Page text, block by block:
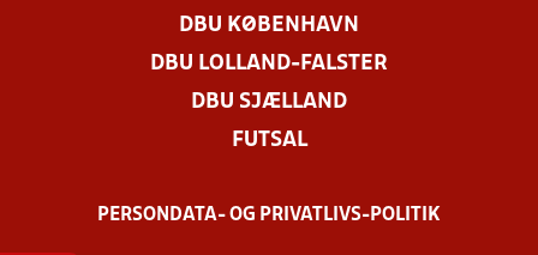
DBU KØBENHAVN
DBU LOLLAND-FALSTER
DBU SJÆLLAND
FUTSAL
PERSONDATA- OG PRIVATLIVS-POLITIK